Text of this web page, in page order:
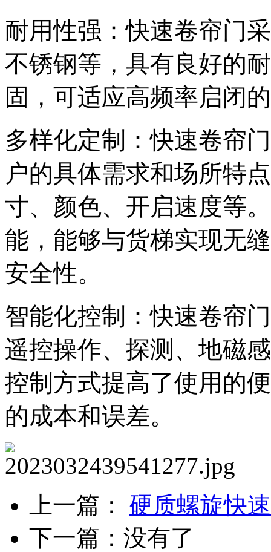
耐用性强：快速卷帘门
不锈钢等，具有良好的
固，可适应高频率启闭
多样化定制：快速卷帘
户的具体需求和场所特
寸、颜色、开启速度等
能，能够与货梯实现无
安全性。
智能化控制：快速卷帘
遥控操作、探测、地磁
控制方式提高了使用的
的成本和误差。
上一篇： 硬质螺旋快
下一篇： 没有了